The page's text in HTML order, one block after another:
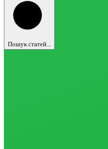
Пошук статей...